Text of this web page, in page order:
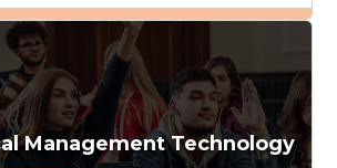
Ghi danh
Tham vấn Interlink
Management Technology